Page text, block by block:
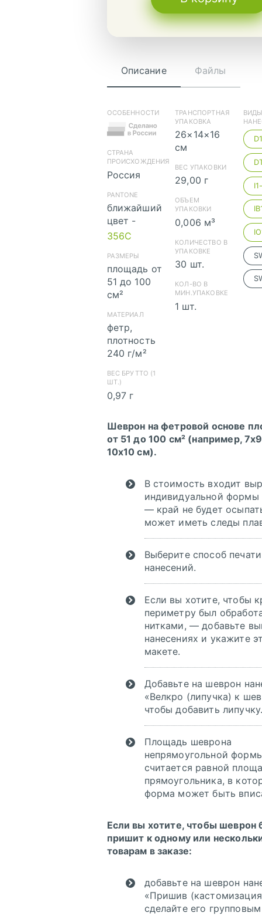
Описание
ОСОБЕННОСТИ
СТРАНА
ПРОИСХОЖДЕНИЯ
Россия
PANTONE
ближайший
цвет -
356C
РАЗМЕРЫ
площадь от
51 до 100
см²
МАТЕРИАЛ
фетр,
плотность
240 г/м²
ВЕС БРУТТО (1
ШТ.)
0,97 г
ТРАНСПОРТНАЯ
УПАКОВКА
26×14×16
см
ВЕС УПАКОВКИ
29,00 г
ОБЪЕМ
УПАКОВКИ
0,006 м³
КОЛИЧЕСТВО В
УПАКОВКЕ
30 шт.
КОЛ-ВО В
МИН.УПАКОВКЕ
1 шт.
Шеврон на фетровой основе
от 51 до 100 см² (например,
10х10 см).
В стоимость входит
индивидуальной формы
— край не будет
может иметь следы
Выберите способ
нанесений.
Если вы хотите, чтобы
периметру был
нитками, — добавьте
нанесениях и укажите
макете.
Добавьте на шеврон
«Велкро (липучка) к
чтобы добавить
Площадь шеврона
непрямоугольной
считается равной
прямоугольника, в
форма может быть
Если вы хотите, чтобы шеврон
пришит к одному или
товарам в заказе:
добавьте на шеврон
«Пришив
сделайте его
Файлы
скачать
скачать
(cdr)
скачать
сохранению pdf
из Corel Draw
Инструкция по
сохранению pdf
из Adobe